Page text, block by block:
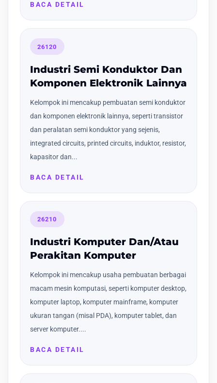
BACA DETAIL
26120
Industri Semi Konduktor Dan
Komponen Elektronik Lainnya
Kelompok ini mencakup pembuatan semi konduktor
dan komponen elektronik lainnya, seperti transistor
dan peralatan semi konduktor yang sejenis,
integrated circuits, printed circuits, induktor, resistor,
kapasitor dan...
BACA DETAIL
26210
Industri Komputer Dan/Atau
Perakitan Komputer
Kelompok ini mencakup usaha pembuatan berbagai
macam mesin komputasi, seperti komputer desktop,
komputer laptop, komputer mainframe, komputer
ukuran tangan (misal PDA), komputer tablet, dan
server komputer....
BACA DETAIL